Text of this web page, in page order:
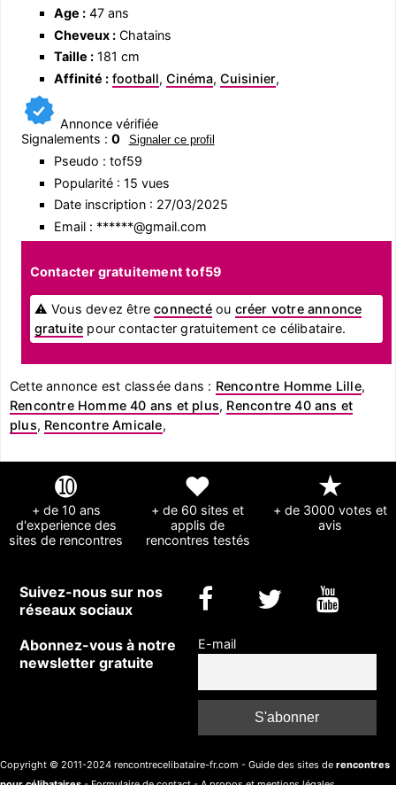
Age :47 ans
Cheveux :Chatains
Taille :181 cm
Affinité : football, Cinéma, Cuisinier,
Annonce vérifiée
Signalements : 0 Signaler ce profil
Pseudo : tof59
Popularité : 15 vues
Date inscription : 27/03/2025
Email : ******@gmail.com
Contacter gratuitement tof59
⚠ Vous devez êtreconnectéou créer votre annonce
gratuite pour contacter gratuitement ce célibataire.
Cette annonce est classée dans : Rencontre Homme Lille,
Rencontre Homme 40 ans et plus, Rencontre 40 ans et
plus, Rencontre Amicale,
➓
+ de 10 ans
d'experience des
sites de rencontres
❤
+ de 60 sites et
applis de
rencontres testés
★
+ de 3000 votes et
avis
Suivez-nous sur nos
réseaux sociaux
Abonnez-vous à notre
newsletter gratuite
E-mail
Copyright © 2011-2024 rencontrecelibataire-fr.com - Guide des sites de rencontres